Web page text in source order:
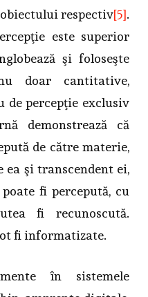
respectiv[5].
este superior
şi foloseşte
doar cantitative,
percepţie exclusiv
demonstrează că
de către materie,
ea şi transcendent ei,
fi percepută, cu
fi recunoscută.
fi informatizate.
în sistemele